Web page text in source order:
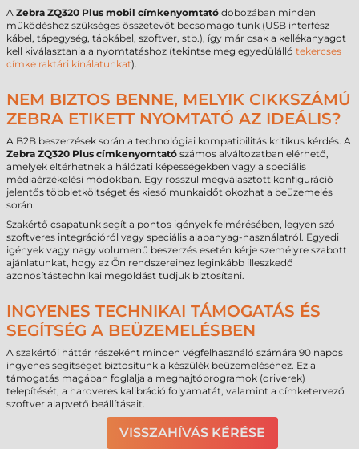
A Zebra ZQ320 Plus mobil címkenyomtató dobozában minden
működéshez szükséges összetevőt becsomagoltunk (USB interfész
kábel, tápegység, tápkábel, szoftver, stb.), így már csak a kellékanyagot
kell kiválasztania a nyomtatáshoz (tekintse meg egyedülálló tekercses
címke raktári kínálatunkat).
NEM BIZTOS BENNE, MELYIK CIKKSZÁMÚ
ZEBRA ETIKETT NYOMTATÓ AZ IDEÁLIS?
A B2B beszerzések során a technológiai kompatibilitás kritikus kérdés. A
Zebra ZQ320 Plus címkenyomtató számos alváltozatban elérhető,
amelyek eltérhetnek a hálózati képességekben vagy a speciális
médiaérzékelési módokban. Egy rosszul megválasztott konfiguráció
jelentős többletköltséget és kieső munkaidőt okozhat a beüzemelés
során.
Szakértő csapatunk segít a pontos igények felmérésében, legyen szó
szoftveres integrációról vagy speciális alapanyag-használatról. Egyedi
igények vagy nagy volumenű beszerzés esetén kérje személyre szabott
ajánlatunkat, hogy az Ön rendszereihez leginkább illeszkedő
azonosítástechnikai megoldást tudjuk biztosítani.
INGYENES TECHNIKAI TÁMOGATÁS ÉS
SEGÍTSÉG A BEÜZEMELÉSBEN
A szakértői háttér részeként minden végfelhasználó számára 90 napos
ingyenes segítséget biztosítunk a készülék beüzemeléséhez. Ez a
támogatás magában foglalja a meghajtóprogramok (driverek)
telepítését, a hardveres kalibráció folyamatát, valamint a címketervező
szoftver alapvető beállításait.
VISSZAHÍVÁS KÉRÉSE